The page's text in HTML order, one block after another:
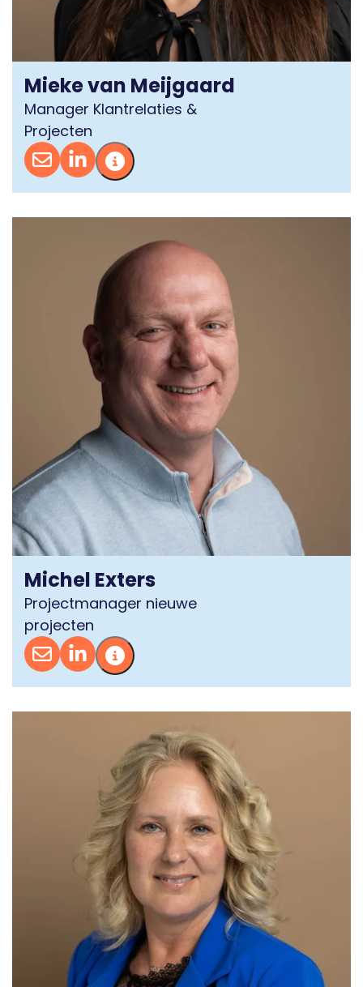
Mieke van Meijgaard
Manager Klantrelaties &
Projecten
Michel Exters
Projectmanager nieuwe
projecten